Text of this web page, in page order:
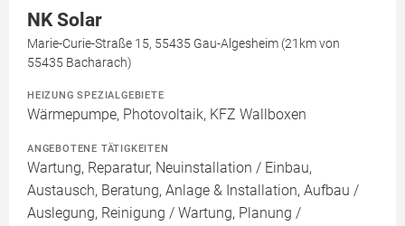
NK Solar
Marie-Curie-Straße 15, 55435 Gau-Algesheim (21km von
55435 Bacharach)
HEIZUNG SPEZIALGEBIETE
Wärmepumpe, Photovoltaik, KFZ Wallboxen
ANGEBOTENE TÄTIGKEITEN
Wartung, Reparatur, Neuinstallation / Einbau,
Austausch, Beratung, Anlage & Installation, Aufbau /
Auslegung, Reinigung / Wartung, Planung /